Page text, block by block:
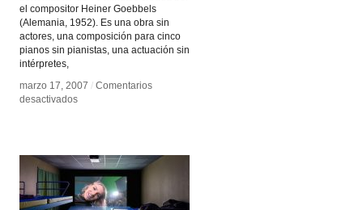
el compositor Heiner Goebbels
(Alemania, 1952). Es una obra sin
actores, una composición para cinco
pianos sin pianistas, una actuación sin
intérpretes,
marzo 17, 2007 / Comentarios
desactivadosen
marzo 17, 2007 / Comentarios
desactivadosen